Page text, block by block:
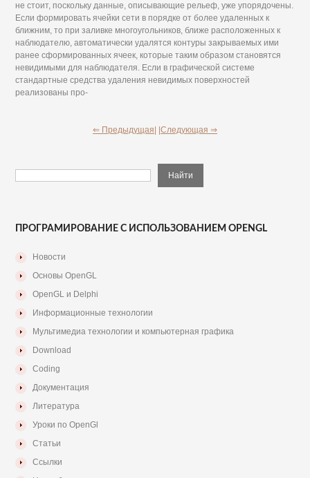
не стоит, поскольку данные, описывающие рельеф, уже упорядочены.
Если формировать ячейки сети в порядке от более удаленных к
ближним, то при заливке многоугольников, ближе расположенных к
наблюдателю, автоматически удалятся контуры закрываемых ими
ранее сформированных ячеек, которые таким образом становятся
невидимыми для наблюдателя. Если в графической системе
стандартные средства удаления невидимых поверхностей
реализованы про-
⇐ Предыдущая| |Следующая ⇒
ПРОГРАМИРОВАНИЕ С ИСПОЛЬЗОВАНИЕМ OPENGL
Новости
Основы OpenGL
OpenGL и Delphi
Информационные технологии
Мультимедиа технологии и компьютерная графика
Download
Coding
Документация
Литература
Уроки по OpenGl
Статьи
Ссылки